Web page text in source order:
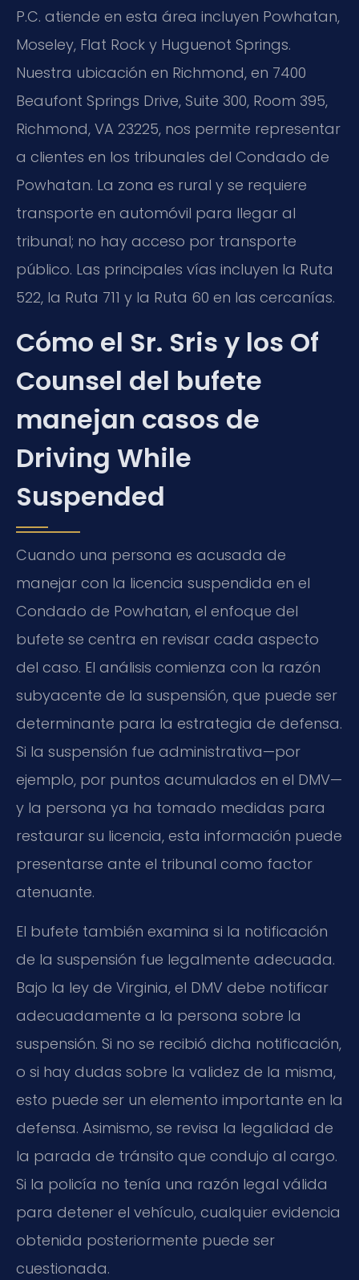
P.C. atiende en esta área incluyen Powhatan,
Moseley, Flat Rock y Huguenot Springs.
Nuestra ubicación en Richmond, en 7400
Beaufont Springs Drive, Suite 300, Room 395,
Richmond, VA 23225, nos permite representar
a clientes en los tribunales del Condado de
Powhatan. La zona es rural y se requiere
transporte en automóvil para llegar al
tribunal; no hay acceso por transporte
público. Las principales vías incluyen la Ruta
522, la Ruta 711 y la Ruta 60 en las cercanías.
Cómo el Sr. Sris y los Of
Counsel del bufete
manejan casos de
Driving While
Suspended
Cuando una persona es acusada de
manejar con la licencia suspendida en el
Condado de Powhatan, el enfoque del
bufete se centra en revisar cada aspecto
del caso. El análisis comienza con la razón
subyacente de la suspensión, que puede ser
determinante para la estrategia de defensa.
Si la suspensión fue administrativa—por
ejemplo, por puntos acumulados en el DMV—
y la persona ya ha tomado medidas para
restaurar su licencia, esta información puede
presentarse ante el tribunal como factor
atenuante.
El bufete también examina si la notificación
de la suspensión fue legalmente adecuada.
Bajo la ley de Virginia, el DMV debe notificar
adecuadamente a la persona sobre la
suspensión. Si no se recibió dicha notificación,
o si hay dudas sobre la validez de la misma,
esto puede ser un elemento importante en la
defensa. Asimismo, se revisa la legalidad de
la parada de tránsito que condujo al cargo.
Si la policía no tenía una razón legal válida
para detener el vehículo, cualquier evidencia
obtenida posteriormente puede ser
cuestionada.